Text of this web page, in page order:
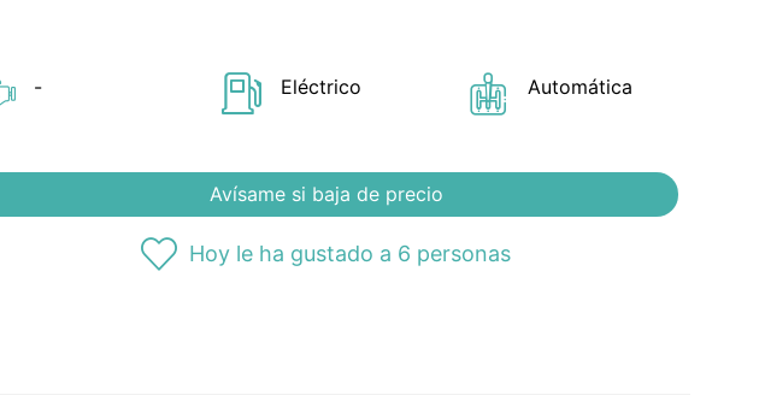
- Eléctrico Automática
Avísame si baja de precio
Hoy le ha gustado a 6 personas